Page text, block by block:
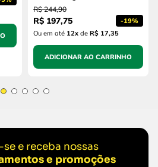
R$ 244,90
R$ 197,75 -19%
Ou em até 12x de R$ 17,35
ADICIONAR AO CARRINHO
e receba nossas
e promoções